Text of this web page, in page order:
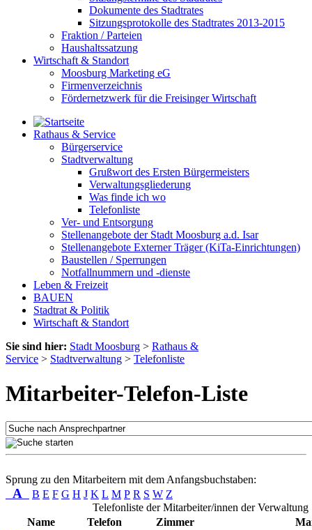
Dokumente des Stadtrates
Sitzungsprotokolle des Stadtrates 2013-2015
Fraktion / Parteien
Haushaltssatzung
Wirtschaft & Standort
Moosburg Marketing eG
Firmenverzeichnis
Fördernetzwerk für die Freisinger Wirtschaft
Rathaus & Service
Bürgerservice
Stadtverwaltung
Grußwort des Ersten Bürgermeisters
Verwaltungsgliederung
Was finde ich wo
Telefonliste
Ver- und Entsorgung
Stellenangebote der Stadt Moosburg a.d. Isar
Stellenangebote Externer Träger (KiTa-Einrichtungen)
Baustellen / Sperrungen
Notfallnummern und -dienste
Leben & Freizeit
BAUEN
Stadtrat & Politik
Wirtschaft & Standort
Sie sind hier: Stadt Moosburg > Rathaus &
Service > Stadtverwaltung > Telefonliste
Mitarbeiter-Telefon-Liste
Sprung zu den Mitarbeitern mit dem Anfangsbuchstaben:
A B E F G H J K L M P R S W Z
Telefonliste der Mitarbeiter/innen der Verwaltung
Name
Telefon Zimmer